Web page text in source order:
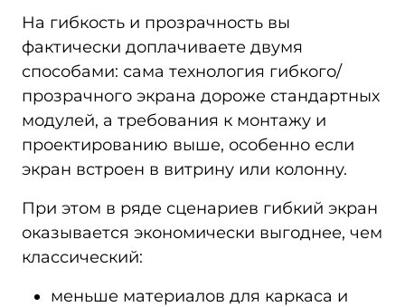
На гибкость и прозрачность вы
фактически доплачиваете двумя
способами: сама технология гибкого/
прозрачного экрана дороже стандартных
модулей, а требования к монтажу и
проектированию выше, особенно если
экран встроен в витрину или колонну.
При этом в ряде сценариев гибкий экран
оказывается экономически выгоднее, чем
классический:
меньше материалов для каркаса и